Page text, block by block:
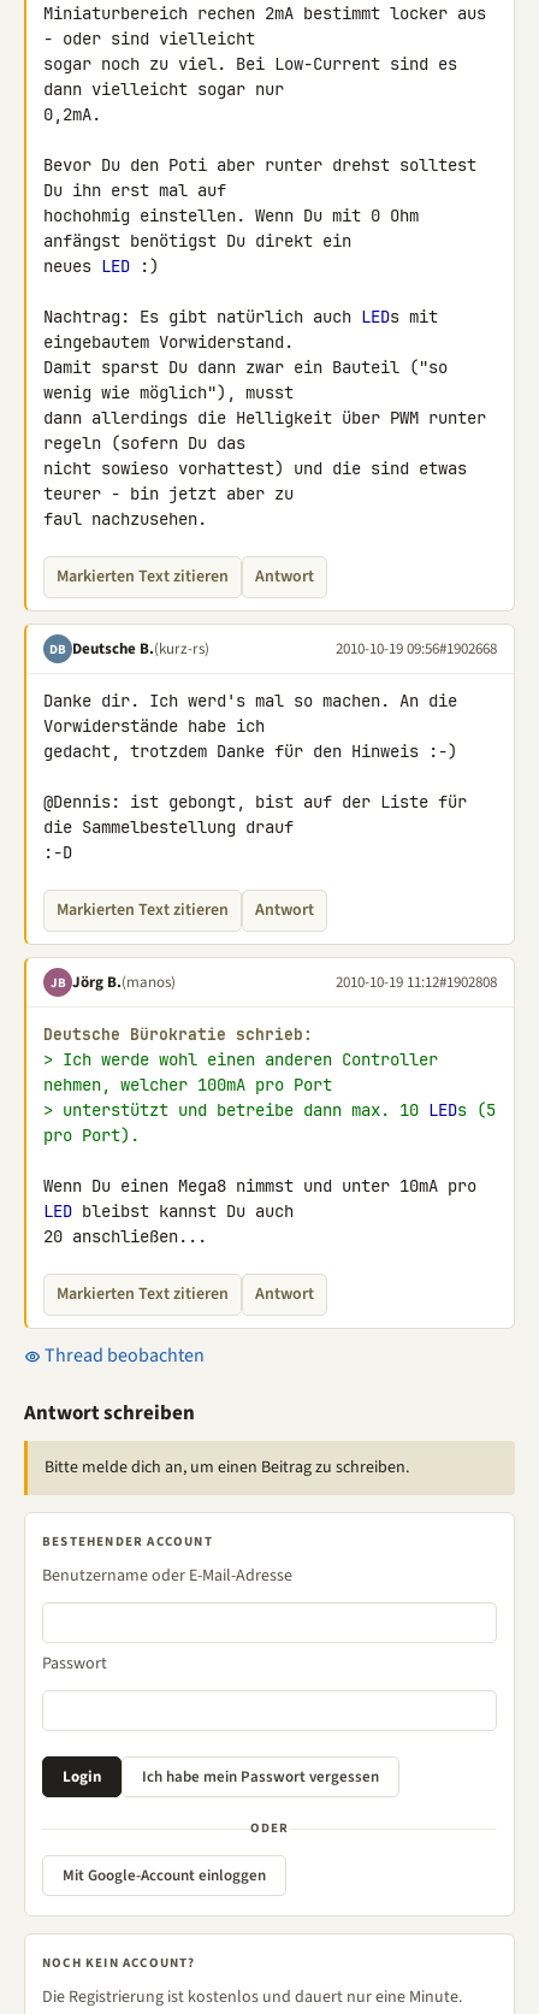
Miniaturbereich rechen 2mA bestimmt locker aus
- oder sind vielleicht
sogar noch zu viel. Bei Low-Current sind es
dann vielleicht sogar nur
0,2mA.
Bevor Du den Poti aber runter drehst solltest
Du ihn erst mal auf
hochohmig einstellen. Wenn Du mit 0 Ohm
anfängst benötigst Du direkt ein
neues LED :)
Nachtrag: Es gibt natürlich auch LEDs mit
eingebautem Vorwiderstand.
Damit sparst Du dann zwar ein Bauteil ("so
wenig wie möglich"), musst
dann allerdings die Helligkeit über PWM runter
regeln (sofern Du das
nicht sowieso vorhattest) und die sind etwas
teurer - bin jetzt aber zu
faul nachzusehen.
Markierten Text zitieren Antwort
DB Deutsche B.(kurz-rs) 2010-10-19 09:56#1902668
Danke dir. Ich werd's mal so machen. An die
Vorwiderstände habe ich
gedacht, trotzdem Danke für den Hinweis :-)
@Dennis: ist gebongt, bist auf der Liste für
die Sammelbestellung drauf
:-D
Markierten Text zitieren Antwort
JB Jörg B.(manos) 2010-10-19 11:12#1902808
Deutsche Bürokratie schrieb:
> Ich werde wohl einen anderen Controller
nehmen, welcher 100mA pro Port
> unterstützt und betreibe dann max. 10 LEDs (5
pro Port).
LED bleibst kannst Du auch
20 anschließen...
Markierten Text zitieren Antwort
Thread beobachten
Antwort schreiben
Bitte melde dich an, um einen Beitrag zu schreiben.
BESTEHENDER ACCOUNT
Benutzername oder E-Mail-Adresse
Passwort
ODER
Mit Google-Account einloggen
NOCH KEIN ACCOUNT?
Die Registrierung ist kostenlos und dauert nur eine Minute.